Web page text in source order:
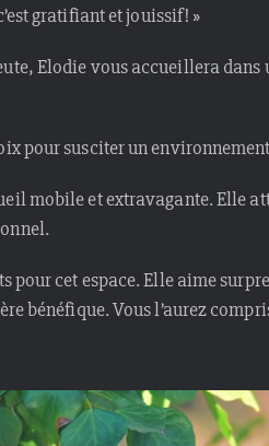
gratifiant et jouissif! »
Elodie vous accueillera
pour susciter un
mobile et extravagante. Elle
pour cet espace. Elle aime
bénéfique. Vous l’aurez